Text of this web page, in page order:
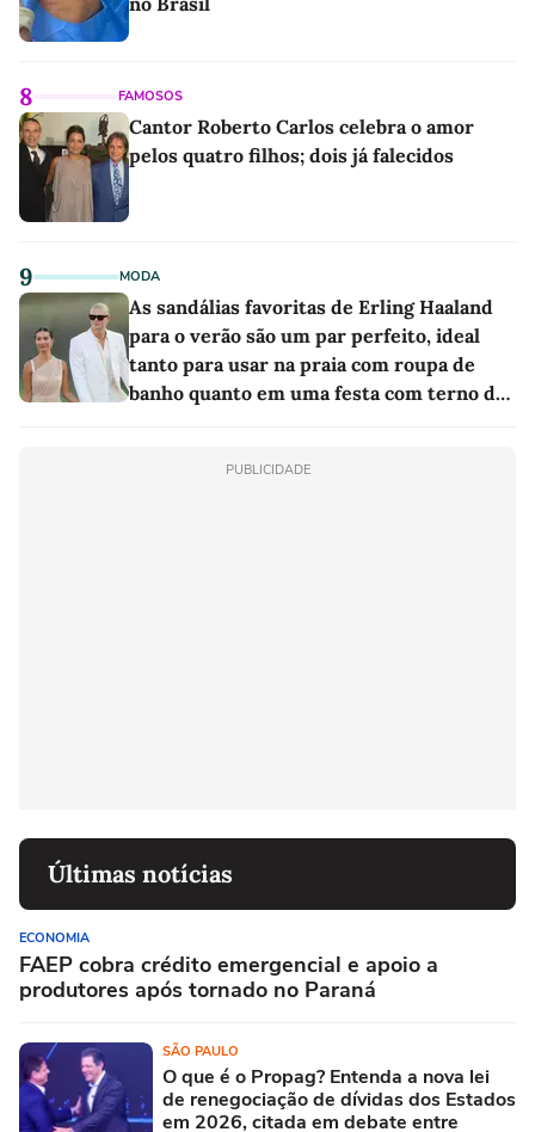
8 FAMOSOS
Cantor Roberto Carlos celebra o amor
pelos quatro filhos; dois já falecidos
9 MODA
As sandálias favoritas de Erling Haaland
para o verão são um par perfeito, ideal
tanto para usar na praia com roupa de
banho quanto em uma festa com terno de
PUBLICIDADE
Últimas notícias
ECONOMIA
FAEP cobra crédito emergencial e apoio a
produtores após tornado no Paraná
SÃO PAULO
O que é o Propag? Entenda a nova lei
de renegociação de dívidas dos Estados
em 2026, citada em debate entre